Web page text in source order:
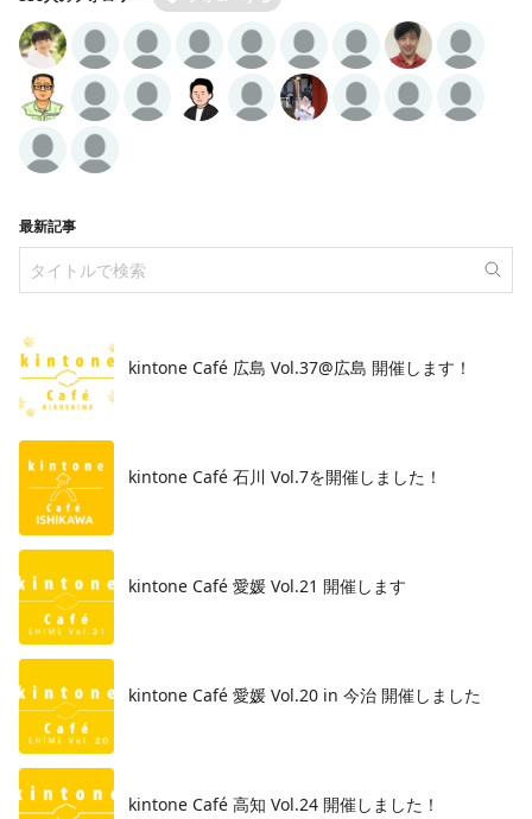
最新記事
kintone Café 広島 Vol.37@広島 開催します！
​kintone Café 石川 Vol.7を開催しました！
kintone Café 愛媛 Vol.21 開催します
kintone Café 愛媛 Vol.20 in 今治 開催しました
kintone Café 高知 Vol.24 開催しました！